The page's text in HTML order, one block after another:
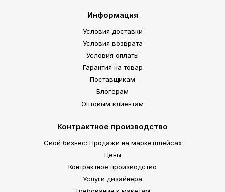
Информация
Условия доставки
Условия возврата
Условия оплаты
Гарантия на товар
Поставщикам
Блогерам
Оптовым клиентам
Контрактное производство
Свой бизнес: Продажи на маркетплейсах
Цены
Контрактное производство
Услуги дизайнера